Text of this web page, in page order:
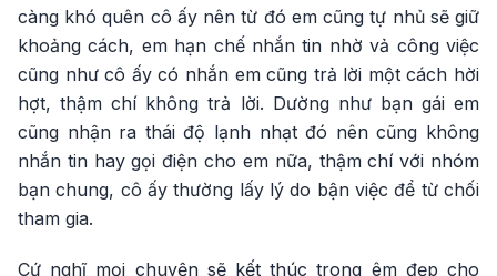
càng khó quên cô ấy nên từ đó em cũng tự nhủ sẽ giữ
khoảng cách, em hạn chế nhắn tin nhờ vả công việc
cũng như cô ấy có nhắn em cũng trả lời một cách hời
hợt, thậm chí không trả lời. Dường như bạn gái em
cũng nhận ra thái độ lạnh nhạt đó nên cũng không
nhắn tin hay gọi điện cho em nữa, thậm chí với nhóm
bạn chung, cô ấy thường lấy lý do bận việc để từ chối
tham gia.
Cứ nghĩ mọi chuyện sẽ kết thúc trong êm đẹp cho